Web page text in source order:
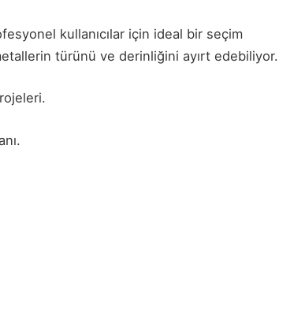
kullanıcılar için ideal bir seçim
türünü ve derinliğini ayırt edebiliyor.